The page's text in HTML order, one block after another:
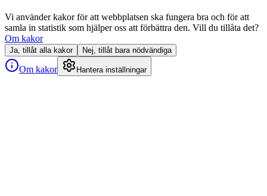
Vi använder kakor för att webbplatsen ska fungera bra och för att
samla in statistik som hjälper oss att förbättra den. Vill du tillåta det?
Om kakor
Ja, tillåt alla kakor Nej, tillåt bara nödvändiga
Om kakor Hantera inställningar